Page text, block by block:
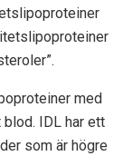
med
IDL har ett
som är högre